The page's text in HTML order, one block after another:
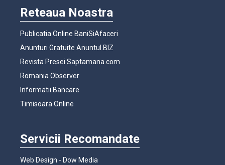
Reteaua Noastra
Publicatia Online BaniSiAfaceri
Anunturi Gratuite Anuntul.BIZ
Revista Presei Saptamana.com
Romania Observer
Informatii Bancare
Timisoara Online
Servicii Recomandate
Web Design - Dow Media